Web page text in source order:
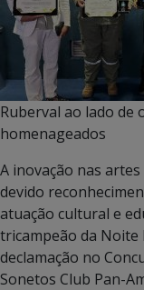
Ruberval ao lado de
homenageados
A inovação nas
devido
atuação cultural e
tricampeão da Noite
declamação no
Sonetos Club Pan-